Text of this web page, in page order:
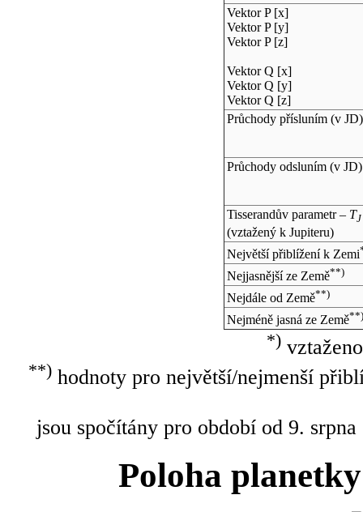
Vektor P [x]
Vektor P [y]
Vektor P [z]
Vektor Q [x]
Vektor Q [y]
Vektor Q [z]
Průchody přísluním (v JD)
Průchody odsluním (v JD)
Tisserandův parametr – TJ
(vztažený k Jupiteru)
Největší přiblížení k Zemi
Nejjasnější ze Země**)
Nejdále od Země**)
Nejméně jasná ze Země**)
*)
**)hodnoty pro největší/nejmenší
jsou spočítány pro období od 9.
Poloha